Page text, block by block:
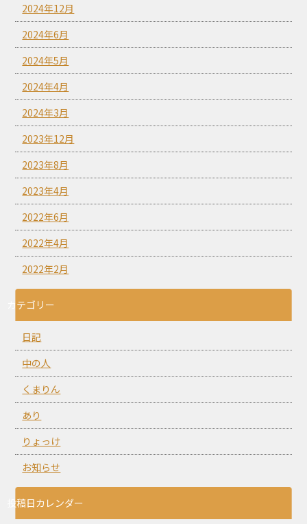
2024年12月
2024年6月
2024年5月
2024年4月
2024年3月
2023年12月
2023年8月
2023年4月
2022年6月
2022年4月
2022年2月
カテゴリー
日記
中の人
くまりん
あり
りょっけ
お知らせ
投稿日カレンダー